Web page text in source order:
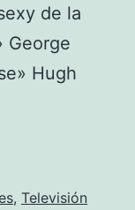
de la
George
Hugh
, Televisión